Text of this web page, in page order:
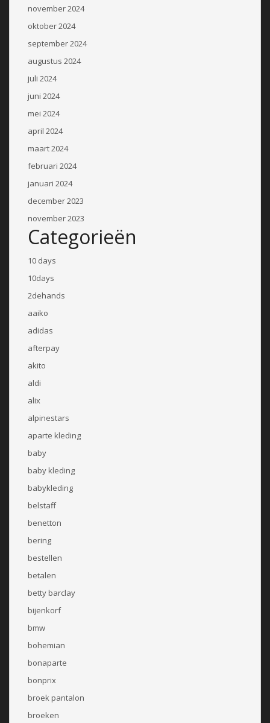
november 2024
oktober 2024
september 2024
augustus 2024
juli 2024
juni 2024
mei 2024
april 2024
maart 2024
februari 2024
januari 2024
december 2023
november 2023
Categorieën
10 days
10days
2dehands
aaiko
adidas
afterpay
akito
aldi
alix
alpinestars
aparte kleding
baby
baby kleding
babykleding
belstaff
benetton
bering
bestellen
betalen
betty barclay
bijenkorf
bmw
bohemian
bonaparte
bonprix
broek pantalon
broeken